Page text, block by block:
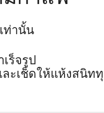
ท่านั้น
ร็จรูป
ะเช็ดให้แห้งสนิท